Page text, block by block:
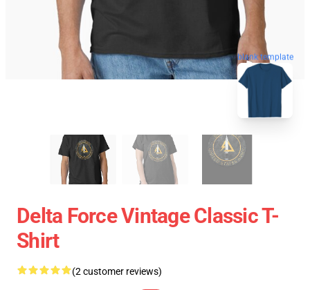
blank template
Delta Force Vintage Classic T-
Shirt
(2 customer reviews)